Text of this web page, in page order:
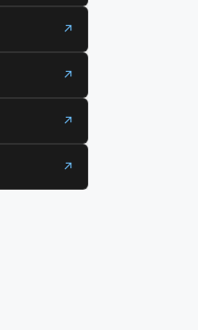
↗
↗
↗
↗